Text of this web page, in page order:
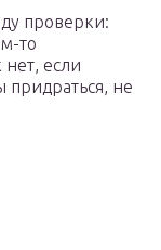
проверки:
то
если
придраться, не